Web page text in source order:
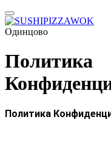
Одинцово
Политика
Политика